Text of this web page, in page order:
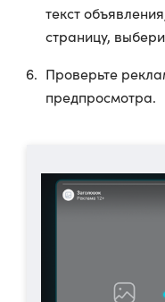
текст
страницу,
Проверьте
предпросмотра.